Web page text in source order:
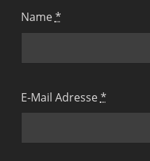
Name*
E-Mail Adresse*